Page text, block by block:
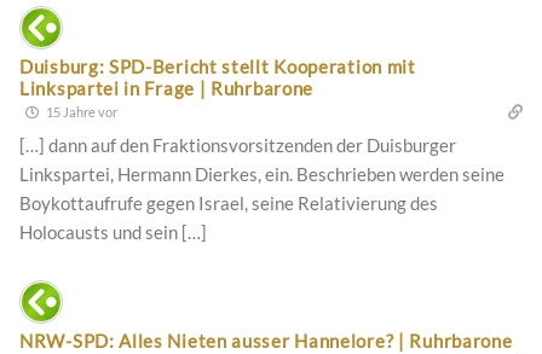
Duisburg: SPD-Bericht stellt Kooperation mit
Linkspartei in Frage | Ruhrbarone
15 Jahre vor
[…] dann auf den Fraktionsvorsitzenden der Duisburger
Linkspartei, Hermann Dierkes, ein. Beschrieben werden seine
Boykottaufrufe gegen Israel, seine Relativierung des
Holocausts und sein […]
NRW-SPD: Alles Nieten ausser Hannelore? | Ruhrbarone